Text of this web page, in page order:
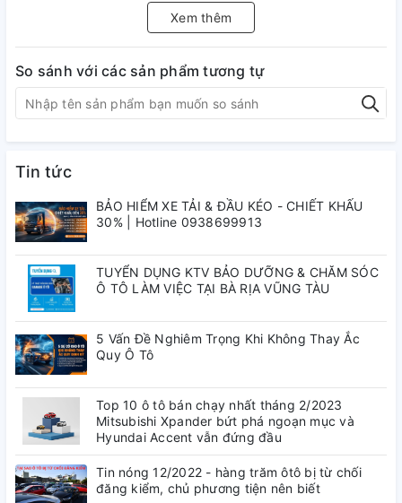
Trang trí cho nắp bình xăng thêm sang trọng, đẹp và nổi bật
bền chắc, lắp đặt đơn giản, nhanh chóng
Xem thêm
So sánh với các sản phẩm tương tự
Tin tức
BẢO HIỂM XE TẢI & ĐẦU KÉO - CHIẾT KHẤU
30% | Hotline 0938699913
TUYỂN DỤNG KTV BẢO DƯỠNG & CHĂM SÓC
Ô TÔ LÀM VIỆC TẠI BÀ RỊA VŨNG TÀU
5 Vấn Đề Nghiêm Trọng Khi Không Thay Ắc
Quy Ô Tô
Top 10 ô tô bán chạy nhất tháng 2/2023
Mitsubishi Xpander bứt phá ngoạn mục và
Hyundai Accent vẫn đứng đầu
Tin nóng 12/2022 - hàng trăm ôtô bị từ chối
đăng kiểm, chủ phương tiện nên biết